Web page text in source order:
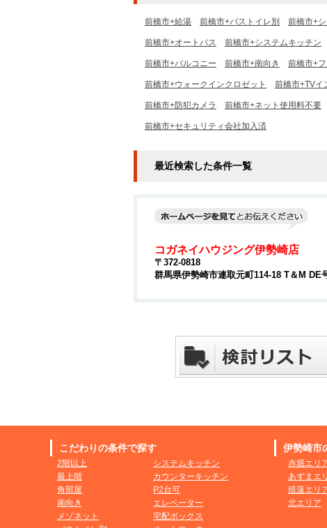
前橋市+給湯 前橋市+バストイレ別 前橋市+
前橋市+オートバス 前橋市+システムキッチン
前橋市+バルコニー 前橋市+南向き 前橋市+
前橋市+ウォークインクロゼット 前橋市+TVイ
前橋市+防犯カメラ 前橋市+ネット使用料不要
前橋市+セキュリティ会社加入済
最近検索した条件一覧
コガネイハウジング伊勢崎店
〒372-0818
群馬県伊勢崎市連取元町114-18 T＆M DE
こだわりの条件で探す
2階以上
最上階
角部屋
南向き
メゾネット
システムキッチン
カウンターキッチン
P2台可
エレベーター
宅配ボックス
伊勢崎市
赤堀エリ
あずまエ
殖蓮エリ
北エリア